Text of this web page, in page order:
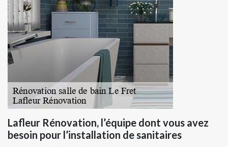
Lafleur Rénovation, l’équipe dont vous avez
besoin pour l’installation de sanitaires